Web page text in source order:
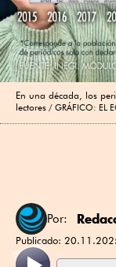
En una década, los
lectores
GRÁFICO: EL
Por:
Publicado: